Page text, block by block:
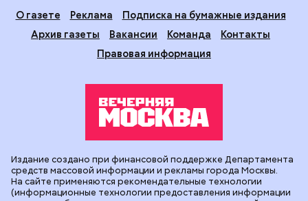
О газете Реклама
Подписка на бумажные издания
Архив газеты
Вакансии Команда
Контакты
Правовая информация
Издание создано при финансовой поддержке Департамента
средств массовой информации и рекламы города Москвы.
На сайте применяются рекомендательные технологии
(информационные технологии предоставления информации